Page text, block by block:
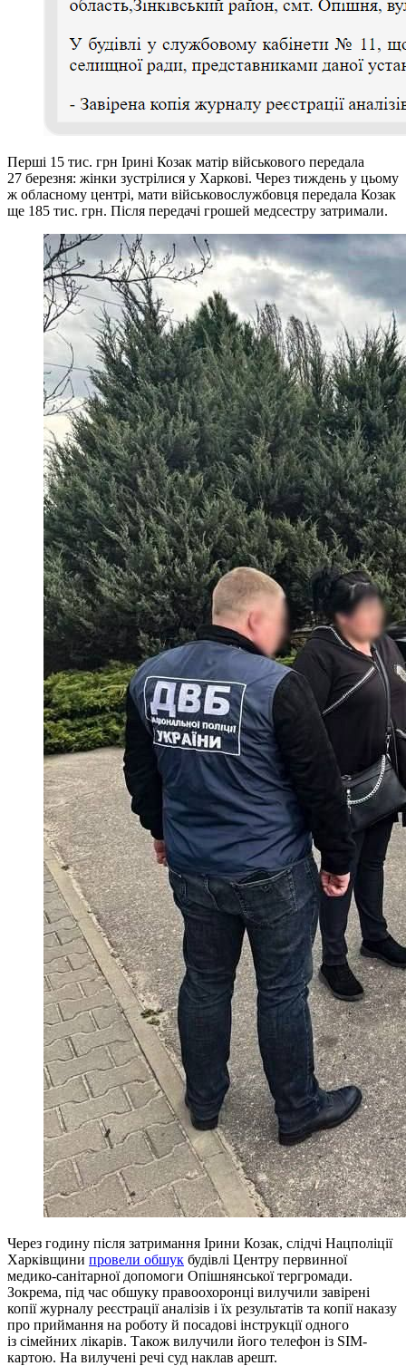
Перші 15 тис. грн Ірині Козак матір військового передала
27 березня: жінки зустрілися у Харкові. Через тиждень у цьому
ж обласному центрі, мати військовослужбовця передала Козак
ще 185 тис. грн. Після передачі грошей медсестру затримали.
Через годину після затримання Ірини Козак, слідчі Нацполіції
Харківщини провели обшук будівлі Центру первинної
медико-санітарної допомоги Опішнянської тергромади.
Зокрема, під час обшуку правоохоронці вилучили завірені
копії журналу реєстрації аналізів і їх результатів та копії наказу
про приймання на роботу й посадові інструкції одного
із сімейних лікарів. Також вилучили його телефон із SIM-
картою. На вилучені речі суд наклав арешт.